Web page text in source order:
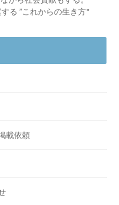
る ”これからの生き方"
載依頼